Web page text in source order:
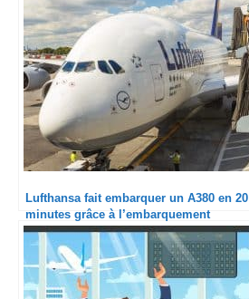
Lufthansa fait embarquer un A380 en 20
minutes grâce à l’embarquement
biométrique